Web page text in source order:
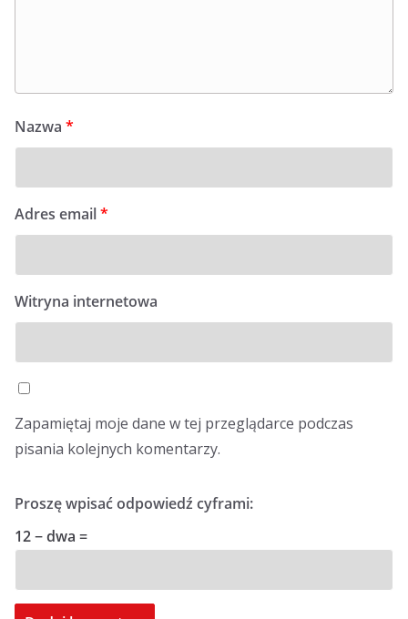
Nazwa *
Adres email*
Witryna internetowa
Zapamiętaj moje dane w tej przeglądarce podczas
pisania kolejnych komentarzy.
Proszę wpisać odpowiedź cyframi:
12 − dwa =